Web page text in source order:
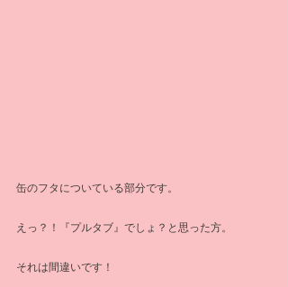
缶のフタについている部分です。
えっ？！『プルタブ』でしょ？と思った方。
それは間違いです！